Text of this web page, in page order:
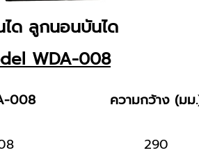
ได ลูกนอนบันได
WDA-008
008 ความกว้าง (มม
290